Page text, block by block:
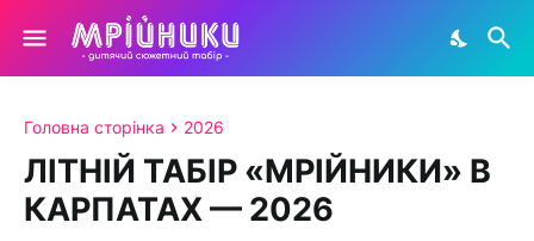
Головна сторінка 2026
ЛІТНІЙ ТАБІР «МРІЙНИКИ» В
КАРПАТАХ — 2026